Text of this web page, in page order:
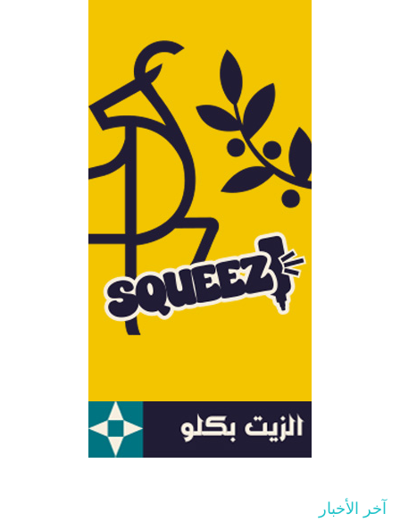
آخر الأخبار